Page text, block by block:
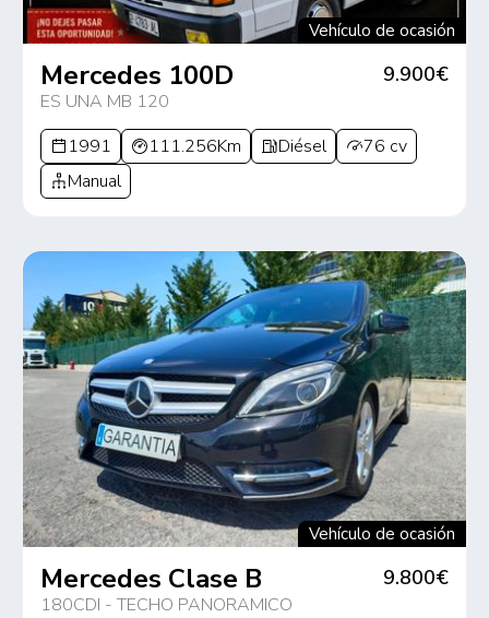
Vehículo de ocasión
Mercedes 100D
ES UNA MB 120
9.900€
1991 111.256Km Diésel
76 cv
Manual
Vehículo de ocasión
Mercedes Clase B
180CDI - TECHO PANORAMICO
9.800€